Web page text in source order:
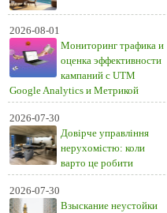
2026-08-01
Мониторинг трафика и
оценка эффективности
кампаний с UTM
Google Analytics и Метрикой
2026-07-30
Довірче управління
нерухомістю: коли
варто це робити
2026-07-30
Взыскание неустойки